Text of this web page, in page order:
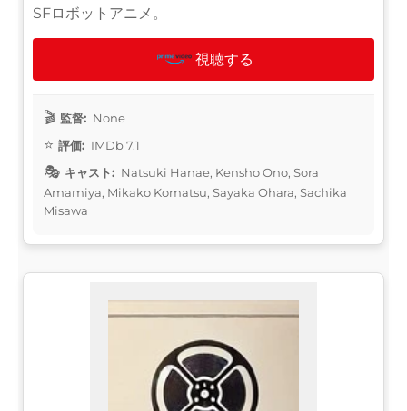
SFロボットアニメ。
視聴する
監督: None
評価: IMDb 7.1
キャスト: Natsuki Hanae, Kensho Ono, Sora
Amamiya, Mikako Komatsu, Sayaka Ohara, Sachika
Misawa